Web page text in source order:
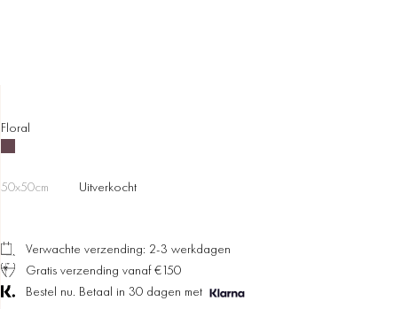
Floral
50x50cm Uitverkocht
Verwachte verzending: 2-3 werkdagen
Gratis verzending vanaf €150
Bestel nu. Betaal in 30 dagen met